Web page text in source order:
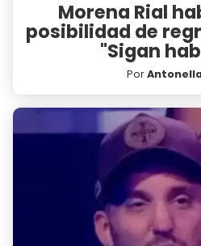
Morena Rial
posibilidad de
"Sigan
Por